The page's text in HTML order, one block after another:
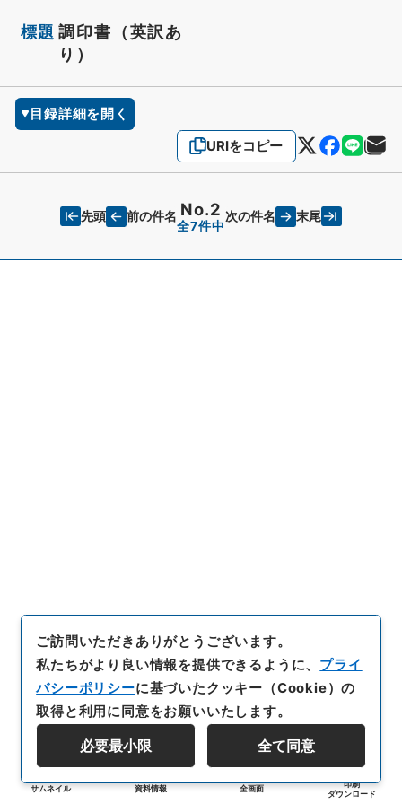
標題 調印書（英訳あ
り）
目録詳細を開く
URIをコピー
先頭 前の件名 No.2
全7件中
次の件名 末尾
サムネイル 資料情報 全画面
印刷
ダウンロード
ご訪問いただきありがとうございます。
私たちがより良い情報を提供できるように、 プライ
バシーポリシーに基づいたクッキー（Cookie）の
取得と利用に同意をお願いいたします。
必要最小限 全て同意